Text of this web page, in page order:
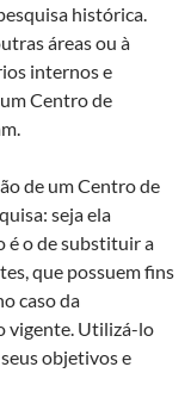
histórica.
áreas ou à
internos e
Centro de
de um Centro de
seja ela
é o de substituir a
que possuem fins
caso da
vigente. Utilizá-lo
objetivos e